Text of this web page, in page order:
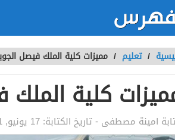
/ تعليم / مميزات كلية الملك فيصل
كلية الملك
امينة مصطفى - تاريخ الكتابة: 17 يونيو, 2021 5:17